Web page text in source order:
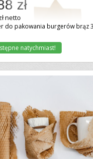
Dodaj do koszyka
zł
netto
do pakowania burgerów brąz
natychmiast!